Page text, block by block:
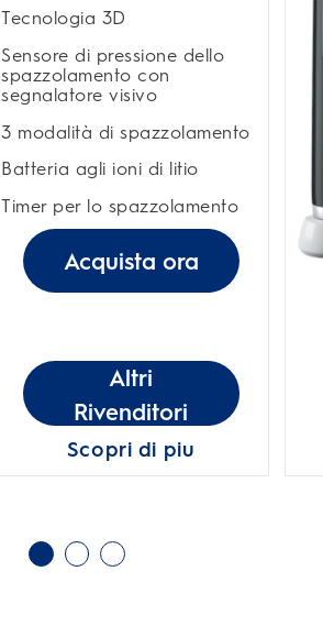
Tecnologia 3D
Sensore di pressione dello
spazzolamento con
segnalatore visivo
3 modalità di spazzolamento
Batteria agli ioni di litio
Timer per lo spazzolamento
Acquista ora
Altri
Rivenditori
Scopri di piu